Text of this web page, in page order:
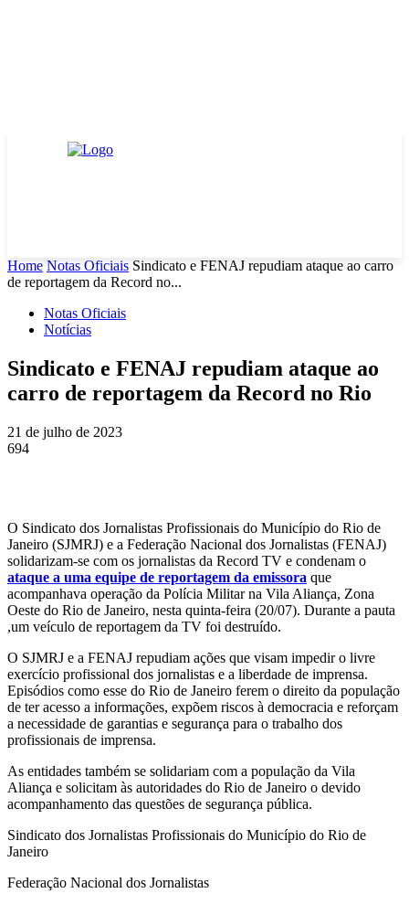
Home Notas Oficiais Sindicato e FENAJ repudiam ataque ao carro
de reportagem da Record no...
Notas Oficiais
Notícias
Sindicato e FENAJ repudiam ataque ao
carro de reportagem da Record no Rio
21 de julho de 2023
694
O Sindicato dos Jornalistas Profissionais do Município do Rio de
Janeiro (SJMRJ) e a Federação Nacional dos Jornalistas (FENAJ)
solidarizam-se com os jornalistas da Record TV e condenam o
ataque a uma equipe de reportagem da emissora que
acompanhava operação da Polícia Militar na Vila Aliança, Zona
Oeste do Rio de Janeiro, nesta quinta-feira (20/07). Durante a pauta
,um veículo de reportagem da TV foi destruído.
O SJMRJ e a FENAJ repudiam ações que visam impedir o livre
exercício profissional dos jornalistas e a liberdade de imprensa.
Episódios como esse do Rio de Janeiro ferem o direito da população
de ter acesso a informações, expõem riscos à democracia e reforçam
a necessidade de garantias e segurança para o trabalho dos
profissionais de imprensa.
As entidades também se solidariam com a população da Vila
Aliança e solicitam às autoridades do Rio de Janeiro o devido
acompanhamento das questões de segurança pública.
Sindicato dos Jornalistas Profissionais do Município do Rio de
Janeiro
Federação Nacional dos Jornalistas